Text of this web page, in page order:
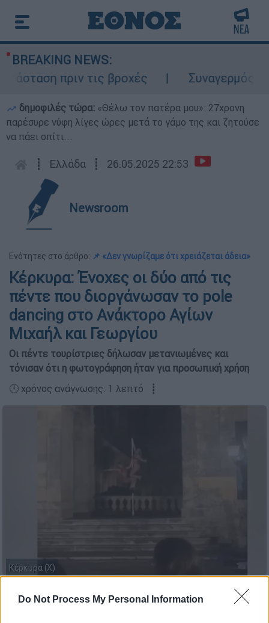
Do Not Process My Personal Information
BREAKING NEWS:
πριν τις βροχές
Συναγερμός
δημοφιλές τώρα: «Θέλω τον πατέρα μου»: 27χρονη
παρέσυρε νύφη λίγες ώρες μετά το γάμο της και ζητούσε
να πάει σπίτι...
┋ Ελλάδα ┋ 26.05.2025 22:53
Newsroom
Ενότητες στο άρθρο: 📌 «Δεν γνωρίζαμε ότι χρειάζεται άδεια»
Κέρκυρα: Ένοχες οι δύο από τις
πέντε που διοργάνωσαν το pole
dancing στο Ανάκτορο Αγίων
Μιχαήλ και Γεωργίου
Οι πέντε τουρίστριες δήλωσαν μετανιωμένες και
τόνισαν ότι η φωτογράφηση ήταν για προσωπική χρήση
🕛 χρόνος ανάγνωσης: 1 λεπτό ┋
Κέρκυρα (Χ)
Προσθέστε το ΕΘΝΟΣ στη Google